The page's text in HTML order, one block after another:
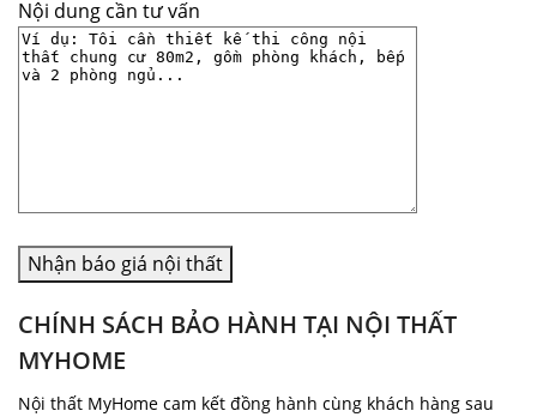
Nội dung cần tư vấn
CHÍNH SÁCH BẢO HÀNH TẠI NỘI THẤT
MYHOME
Nội thất MyHome cam kết đồng hành cùng khách hàng sau